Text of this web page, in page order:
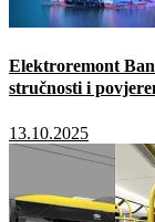
Elektroremont
stručnosti i
13.10.2025